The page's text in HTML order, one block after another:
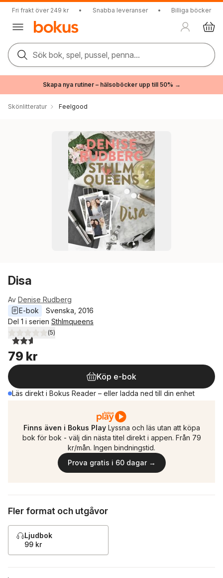
Fri frakt över 249 kr • Snabba leveranser • Billiga böcker
Sök bok, spel, pussel, penna...
Skapa nya rutiner – hälsoböcker upp till 50% →
Skönlitteratur Feelgood
Disa
Av Denise Rudberg
E-bok
Svenska 2016
Del 1 i serien Sthlmqueens
2,6utav 5 stjärnor. Totalt antal röster:
(5)
79 kr
Köp e-bok
Läs direkt i Bokus Reader – eller ladda ned till din enhet
Finns även i Bokus Play Lyssna och läs utan att köpa
bok för bok - välj din nästa titel direkt i appen. Från 79
kr/mån. Ingen bindningstid.
Prova gratis i 60 dagar →
Fler format och utgåvor
Ljudbok
99 kr